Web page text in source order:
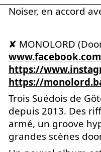
Noiser, en accord
✘ MONOLORD
https://
https://
Trois Suédois de
depuis 2013. Des
armé, un groove
grandes scènes